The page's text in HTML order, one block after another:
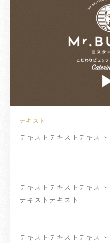
テキスト
テキストテキストテキスト
テキストテキストテキス
テキストテキスト
テキストテキストテキスト